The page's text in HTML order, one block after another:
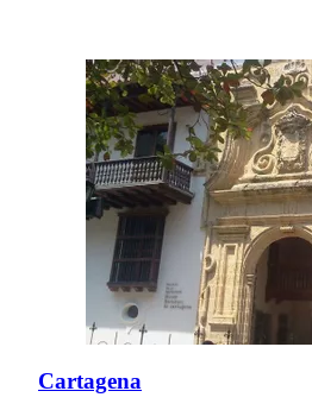
Cartagena